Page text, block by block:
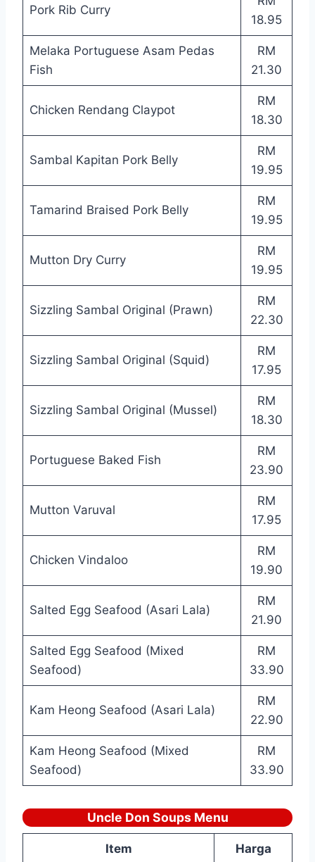
Pork Rib Curry
18.95
Melaka Portuguese Asam Pedas
Fish
RM
21.30
Chicken Rendang Claypot
RM
18.30
Sambal Kapitan Pork Belly
RM
19.95
Tamarind Braised Pork Belly
RM
19.95
Mutton Dry Curry
RM
19.95
Sizzling Sambal Original (Prawn)
RM
22.30
Sizzling Sambal Original (Squid)
RM
17.95
Sizzling Sambal Original (Mussel)
RM
18.30
Portuguese Baked Fish
RM
23.90
Mutton Varuval
RM
17.95
Chicken Vindaloo
RM
19.90
Salted Egg Seafood (Asari Lala)
RM
21.90
Salted Egg Seafood (Mixed
Seafood)
RM
33.90
Kam Heong Seafood (Asari Lala)
RM
22.90
Kam Heong Seafood (Mixed
Seafood)
RM
33.90
Uncle Don Soups Menu
Item Harga